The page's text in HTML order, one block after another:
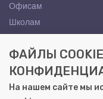
Офисам
Школам
КОНТАКТЫ
Саратов, ул. Осипова,
+7 (8452) 72-65-65
ФАЙЛЫ
На нашем сайте мы